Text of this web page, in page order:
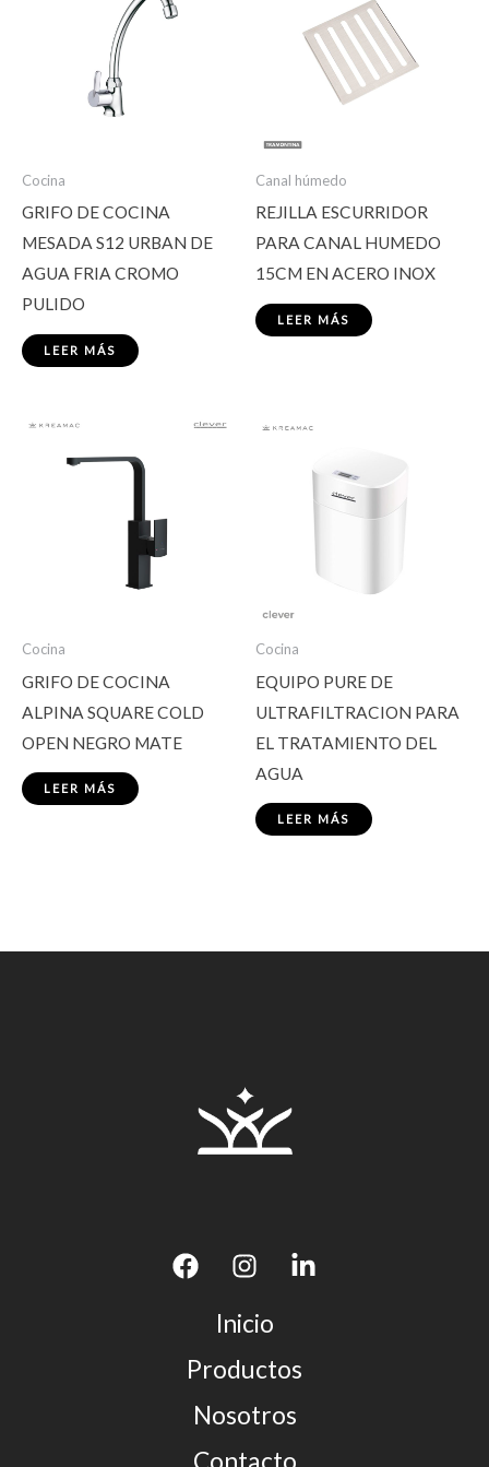
Cocina
GRIFO DE COCINA
MESADA S12 URBAN DE
AGUA FRIA CROMO
PULIDO
LEER MÁS
Canal húmedo
REJILLA ESCURRIDOR
PARA CANAL HUMEDO
15CM EN ACERO INOX
LEER MÁS
Cocina
GRIFO DE COCINA
ALPINA SQUARE COLD
OPEN NEGRO MATE
LEER MÁS
Cocina
EQUIPO PURE DE
ULTRAFILTRACION PARA
EL TRATAMIENTO DEL
AGUA
LEER MÁS
Inicio
Productos
Nosotros
Contacto